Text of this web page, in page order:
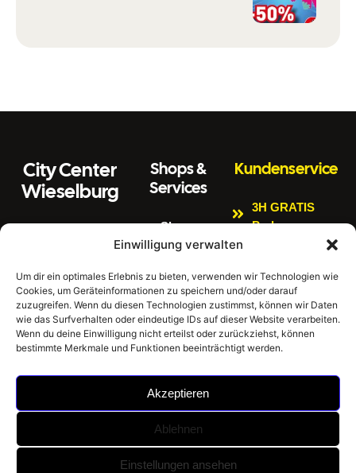
Einwilligung verwalten
Um dir ein optimales Erlebnis zu bieten, verwenden wir Technologien wie
Cookies, um Geräteinformationen zu speichern und/oder darauf
zuzugreifen. Wenn du diesen Technologien zustimmst, können wir Daten
wie das Surfverhalten oder eindeutige IDs auf dieser Website verarbeiten.
Wenn du deine Einwilligung nicht erteilst oder zurückziehst, können
bestimmte Merkmale und Funktionen beeinträchtigt werden.
Akzeptieren
Ablehnen
Einstellungen ansehen
City Center
Wieselburg
3250 Wieselburg
Tel: 0664 4407889
E
m
ai
l:
office@citycenter
wieselburg.at
Sonntag 8:00 Uhr
Shops &
Services
Shops
Citycenter
Newsletter
Impressum
Datenschutzerklär
ung
Hausordnung
Kundenservice
3H GRATIS
Parken
Kinderspielbere
Bankomat
Gratis W-LAN
E-Tankstellen
City Center Wieselburg -
Umsetzung: BrainStorm